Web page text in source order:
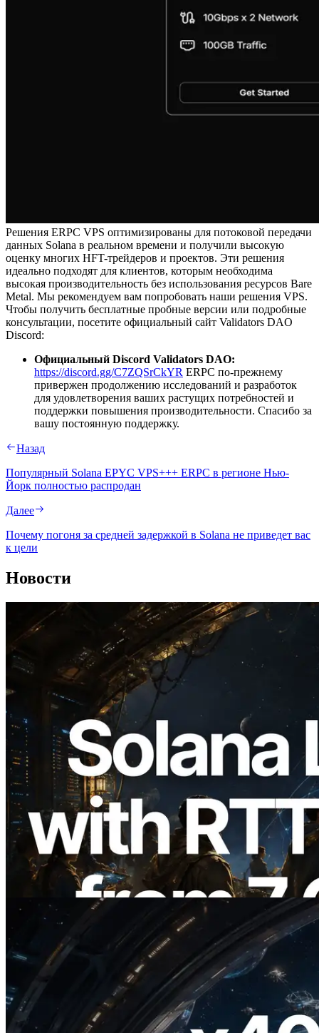
Решения ERPC VPS оптимизированы для потоковой передачи
данных Solana в реальном времени и получили высокую
оценку многих HFT-трейдеров и проектов. Эти решения
идеально подходят для клиентов, которым необходима
высокая производительность без использования ресурсов Bare
Metal. Мы рекомендуем вам попробовать наши решения VPS.
Чтобы получить бесплатные пробные версии или подробные
консультации, посетите официальный сайт Validators DAO
Discord:
Официальный Discord Validators DAO:
https://discord.gg/C7ZQSrCkYR ERPC по-прежнему
привержен продолжению исследований и разработок
для удовлетворения ваших растущих потребностей и
поддержки повышения производительности. Спасибо за
вашу постоянную поддержку.
Назад
Популярный Solana EPYC VPS+++ ERPC в регионе Нью-
Йорк полностью распродан
Далее
Почему погоня за средней задержкой в Solana не приведет вас
к цели
Новости
2026.08.05
ERPC расширяет Solana Leader Slot
API измерением ping из 7 глобальных
регионов — также запущен Validators
Information API